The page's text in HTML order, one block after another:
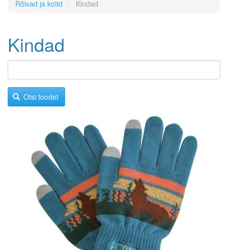
Rõivad ja kotid Kindad
Kindad
Otsi toodet